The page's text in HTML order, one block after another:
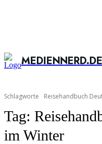
MEDIENNERD.DE
Schlagworte Reisehandbuch
Tag:
im Winter